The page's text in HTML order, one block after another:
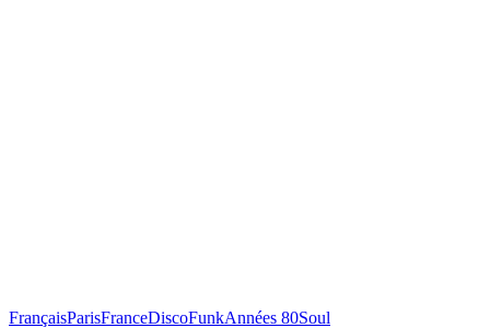
FrançaisParisFranceDiscoFunkAnnées 80Soul